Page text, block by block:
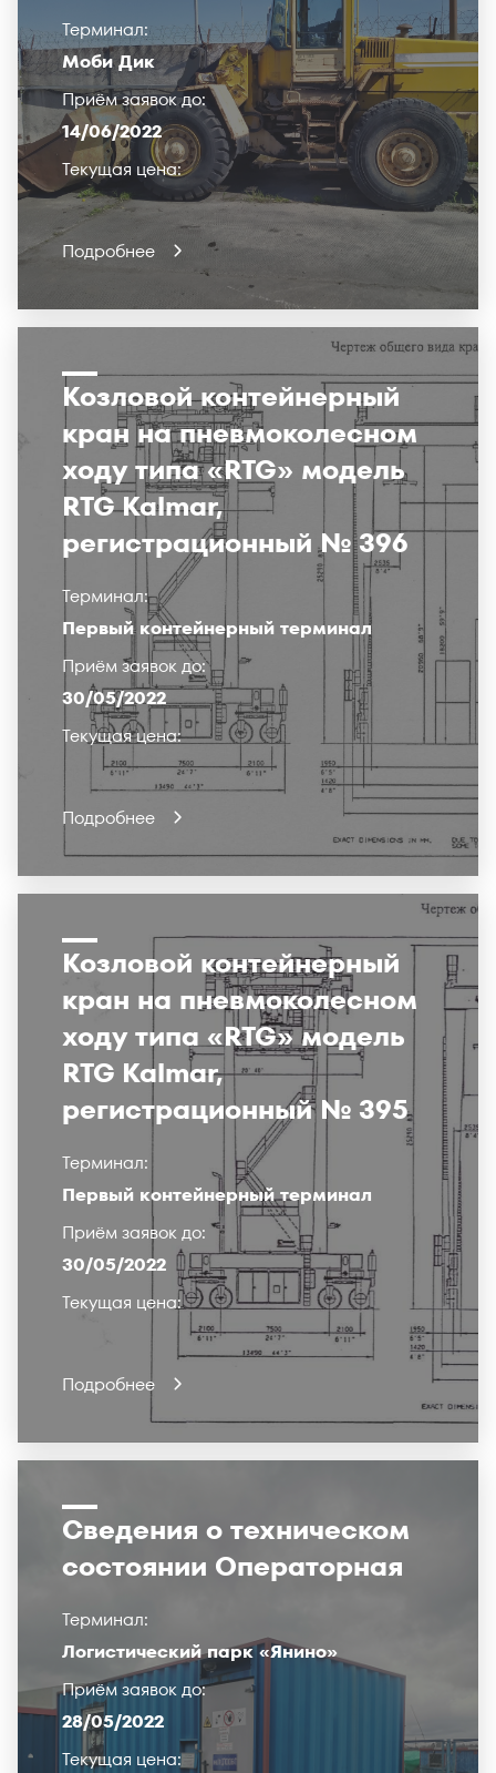
Терминал:
Моби Дик
Приём заявок до:
14/06/2022
Текущая цена:
Подробнее
Козловой контейнерный
кран на пневмоколесном
ходу типа «RTG» модель
RTG Kalmar,
регистрационный № 396
Терминал:
Первый контейнерный терминал
Приём заявок до:
30/05/2022
Текущая цена:
Подробнее
Козловой контейнерный
кран на пневмоколесном
ходу типа «RTG» модель
RTG Kalmar,
регистрационный № 395
Терминал:
Первый контейнерный терминал
Приём заявок до:
30/05/2022
Текущая цена:
Подробнее
Сведения о техническом
состоянии Операторная
Терминал:
Логистический парк «Янино»
Приём заявок до:
28/05/2022
Текущая цена: